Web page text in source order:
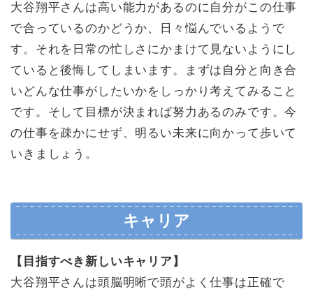
大谷翔平さんは高い能力があるのに自分がこの仕事
で合っているのかどうか、日々悩んでいるようで
す。それを日常の忙しさにかまけて見ないようにし
ていると後悔してしまいます。まずは自分と向き合
いどんな仕事がしたいかをしっかり考えてみること
です。そして目標が決まれば努力あるのみです。今
の仕事を疎かにせず、明るい未来に向かって歩いて
いきましょう。
キャリア
【目指すべき新しいキャリア】
大谷翔平さんは頭脳明晰で頭がよく仕事は正確で